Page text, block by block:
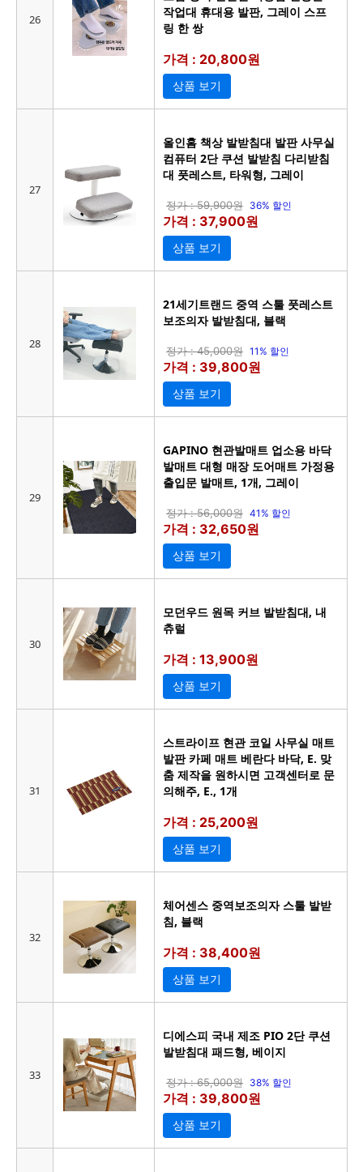
26
작업대 휴대용 발판, 그레이 스프
링 한 쌍
가격 : 20,800원
상품 보기
27
올인홈 책상 발받침대 발판 사무실
컴퓨터 2단 쿠션 발받침 다리받침
대 풋레스트, 타워형, 그레이
정가 : 59,900원 36% 할인
가격 : 37,900원
상품 보기
28
21세기트랜드 중역 스툴 풋레스트
보조의자 발받침대, 블랙
정가 : 45,000원 11% 할인
가격 : 39,800원
상품 보기
29
GAPINO 현관발매트 업소용 바닥
발매트 대형 매장 도어매트 가정용
출입문 발매트, 1개, 그레이
정가 : 56,000원 41% 할인
가격 : 32,650원
상품 보기
30
모던우드 원목 커브 발받침대, 내
츄럴
가격 : 13,900원
상품 보기
31
스트라이프 현관 코일 사무실 매트
발판 카페 매트 베란다 바닥, E. 맞
춤 제작을 원하시면 고객센터로 문
의해주, E., 1개
가격 : 25,200원
상품 보기
32
체어센스 중역보조의자 스툴 발받
침, 블랙
가격 : 38,400원
상품 보기
33
디에스피 국내 제조 PIO 2단 쿠션
발받침대 패드형, 베이지
정가 : 65,000원 38% 할인
가격 : 39,800원
상품 보기